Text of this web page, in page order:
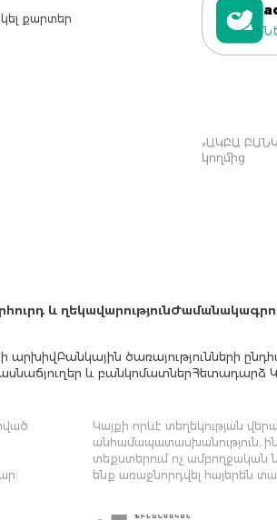
քարտեր
«ԱԿԲԱ
կողմից
և ղեկավարություն
արխիվԲանկային ծառայությունների
և բանկոմատներՀետադարձ
Կայքի որևէ տեղեկության
անհամապատասխանություն,
տեքստերում ոչ ամբողջական
ենք առաջնորդվել հայերեն